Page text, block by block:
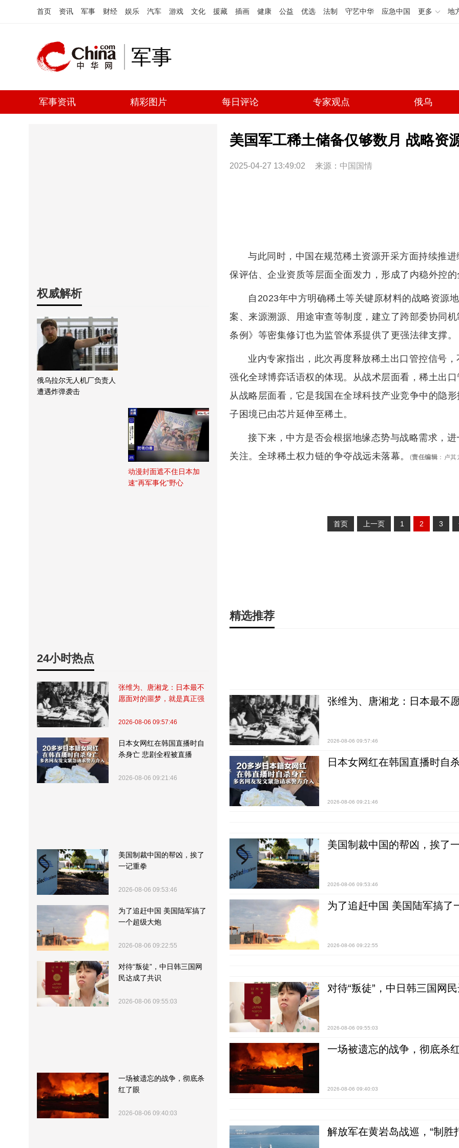
首页 资讯 军事 财经 娱乐 汽车 游戏 文化 援藏 插画 健康 公益 优选 法制 守艺中华 应急中国 更多 地
军事
军事资讯 精彩图片 每日评论 专家观点 俄乌
权威解析
俄乌拉尔无人机厂负责人
遭遇炸弹袭击
动漫封面遮不住日本加
速“再军事化”野心
24小时热点
张维为、唐湘龙：日本最不
愿面对的噩梦，就是真正强
2026-08-06 09:57:46
日本女网红在韩国直播时自
杀身亡 悲剧全程被直播
2026-08-06 09:21:46
美国制裁中国的帮凶，挨了
一记重拳
2026-08-06 09:53:46
为了追赶中国 美国陆军搞了
一个超级大炮
2026-08-06 09:22:55
对待“叛徒”，中日韩三国网
民达成了共识
2026-08-06 09:55:03
一场被遗忘的战争，彻底杀
红了眼
2026-08-06 09:40:03
美国军工稀土储备仅够数月 战略资
2025-04-27 13:49:02 来源： 中国国情
与此同时，中国在规范稀土资源开采方面持续推
保评估、企业资质等层面全面发力，形成了内稳外控的
自2023年中方明确稀土等关键原材料的战略资源
案、来源溯源、用途审查等制度，建立了跨部委协同
条例》等密集修订也为监管体系提供了更强法律支撑。
业内专家指出，此次再度释放稀土出口管控信号
强化全球博弈话语权的体现。从战术层面看，稀土出
从战略层面看，它是我国在全球科技产业竞争中的隐
子困境已由芯片延伸至稀土。
接下来，中方是否会根据地缘态势与战略需求，
关注。全球稀土权力链的争夺战远未落幕。
(责任编辑 ： 卢其
首页 上一页 1 2 3
精选推荐
张维为、唐湘龙：日本最不
2026-08-06 09:57:46
日本女网红在韩国直播时自
2026-08-06 09:21:46
美国制裁中国的帮凶，挨了
2026-08-06 09:53:46
为了追赶中国 美国陆军搞了
2026-08-06 09:22:55
对待“叛徒”，中日韩三国网
2026-08-06 09:55:03
一场被遗忘的战争，彻底杀
2026-08-06 09:40:03
解放军在黄岩岛战巡，“制胜